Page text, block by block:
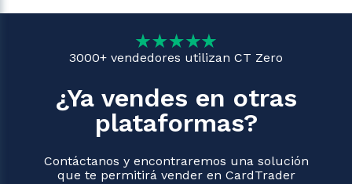
3000+ vendedores utilizan CT Zero
¿Ya vendes en otras
plataformas?
Contáctanos y encontraremos una solución
que te permitirá vender en CardTrader